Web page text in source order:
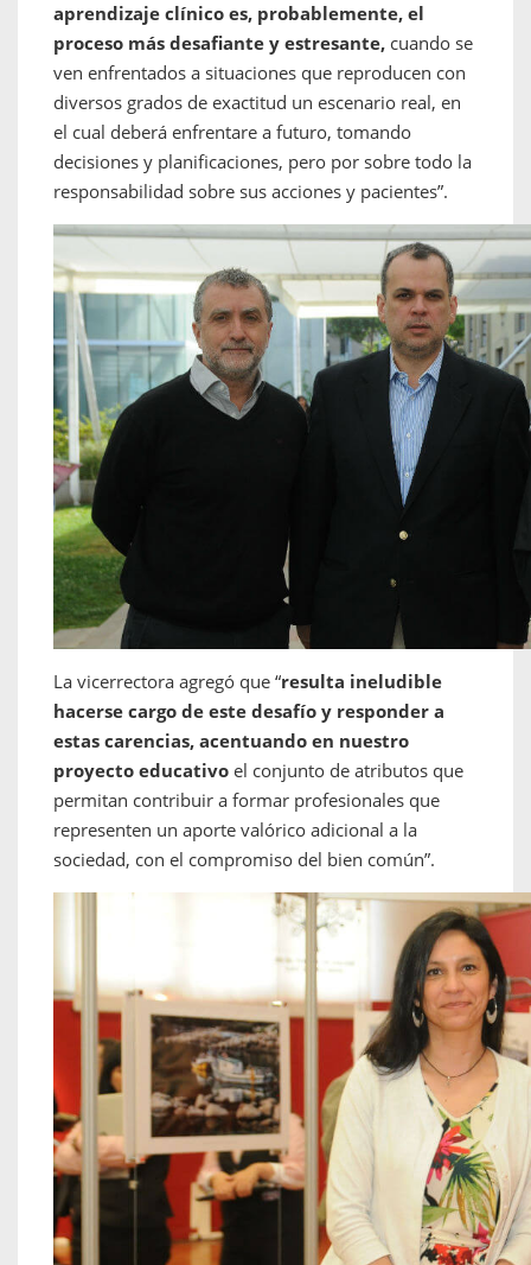
aprendizaje clínico es, probablemente, el
proceso más desafiante y estresante, cuando se
ven enfrentados a situaciones que reproducen con
diversos grados de exactitud un escenario real, en
el cual deberá enfrentare a futuro, tomando
decisiones y planificaciones, pero por sobre todo la
responsabilidad sobre sus acciones y pacientes”.
La vicerrectora agregó que “resulta ineludible
hacerse cargo de este desafío y responder a
estas carencias, acentuando en nuestro
proyecto educativo el conjunto de atributos que
permitan contribuir a formar profesionales que
representen un aporte valórico adicional a la
sociedad, con el compromiso del bien común”.